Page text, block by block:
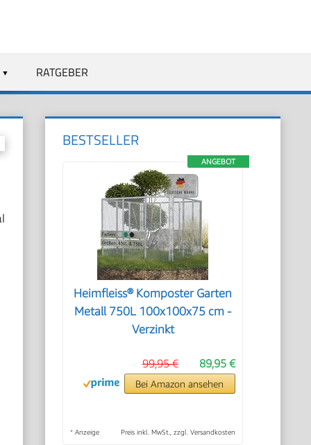
RATGEBER
BESTSELLER
ANGEBOT
Heimfleiss® Komposter Garten
Metall 750L 100x100x75 cm -
Verzinkt
89,95 €
99,95 €
Bei Amazon ansehen
* Anzeige Preis inkl. MwSt., zzgl. Versandkosten